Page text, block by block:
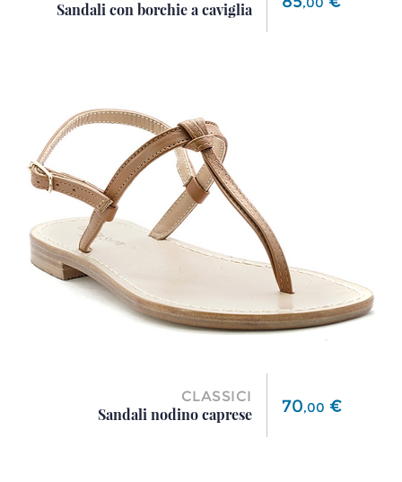
Sandali con borchie a caviglia
CLASSICI
Sandali nodino caprese
Prezzo
70,00 €